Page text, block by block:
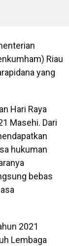
Riau
yang
Hari Raya
Masehi. Dari
hukuman
bebas
2021
Lembaga